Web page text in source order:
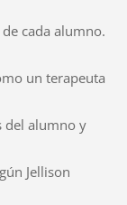
cada alumno.
un terapeuta
del alumno y
Jellison